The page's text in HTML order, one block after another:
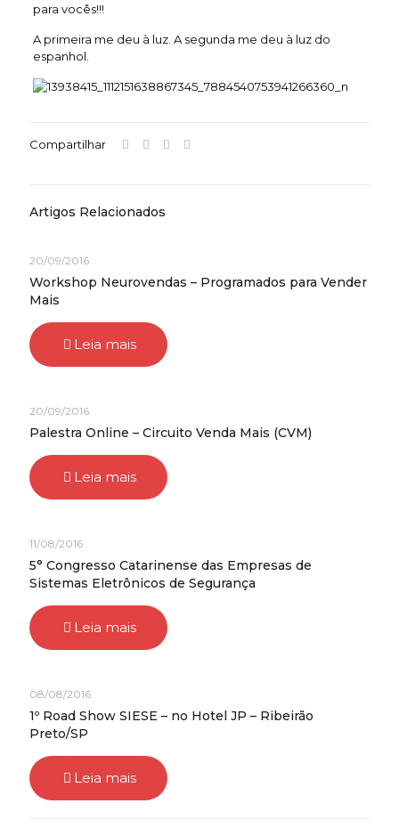
para vocês!!!
A primeira me deu à luz. A segunda me deu à luz do
espanhol.
Compartilhar
Artigos Relacionados
20/09/2016
Workshop Neurovendas – Programados para Vender
Mais
Leia mais
20/09/2016
Palestra Online – Circuito Venda Mais (CVM)
Leia mais
11/08/2016
5° Congresso Catarinense das Empresas de
Sistemas Eletrônicos de Segurança
Leia mais
08/08/2016
1º Road Show SIESE – no Hotel JP – Ribeirão
Preto/SP
Leia mais